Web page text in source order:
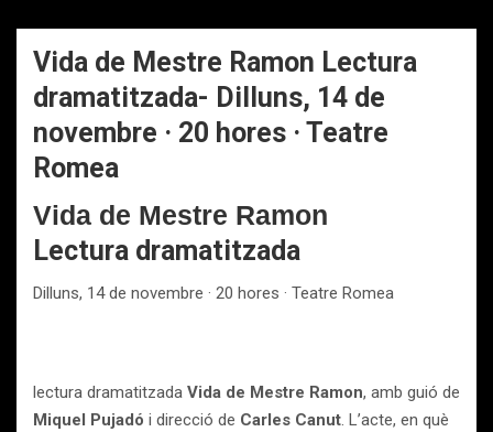
Vida de Mestre Ramon Lectura
dramatitzada- Dilluns, 14 de
novembre · 20 hores · Teatre
Romea
Vida de Mestre Ramon
Lectura dramatitzada
Dilluns, 14 de novembre · 20 hores · Teatre Romea
lectura dramatitzada Vida de Mestre Ramon, amb guió de
Miquel Pujadó i direcció de Carles Canut. L’acte, en què